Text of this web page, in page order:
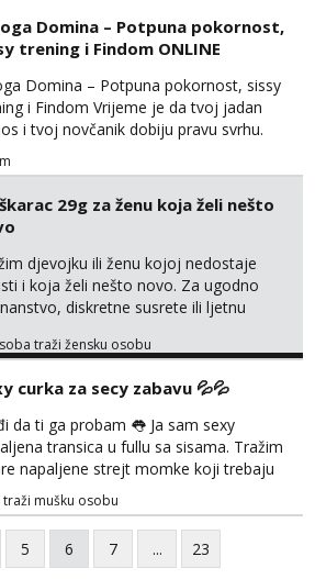
ozbiljni, solventni i poslušni subovi
za strogim zapovijedima, sissy
(rublje, elegancija) i
psiholo...
Domina – Potpuna pokornost,
trening i Findom ONLINE
Domina – Potpuna pokornost, sissy
i Findom Vrijeme je da tvoj jadan
i tvoj novčanik dobiju pravu svrhu.
hladna i beskompromisna
preuzima potpunu kontrolu nad
umom i financijama. Zanimaju me
ozbiljni, solventni i poslušni subovi
za strogim zapovijedima, sissy
(rublje, elegancija) i
psihološkim treni...
29g za ženu koja želi nešto
djevojku ili ženu kojoj nedostaje
i koja želi nešto novo. Za ugodno
diskretne susrete ili ljetnu
Slobodna ili zauzeta, dobrodošla. Prvi
može poziv. Sl. Brod moj prostor
i ostatak Hrvatske mobilan !
tražim samo žene...
traži žensku osobu
curka za secy zabavu 💦💦
da ti ga probam 👅 Ja sam sexy
transica u fullu sa sisama. Tražim
napaljene strejt momke koji trebaju
pražnjenje kite. Samo za dobre
koji drže do sebe. Imaj neku sliku.
i poruke bez slike - nema odgovora.
me Poruke WhatsApp: 0998667649
traži mušku osobu
5 6 7 ... 23